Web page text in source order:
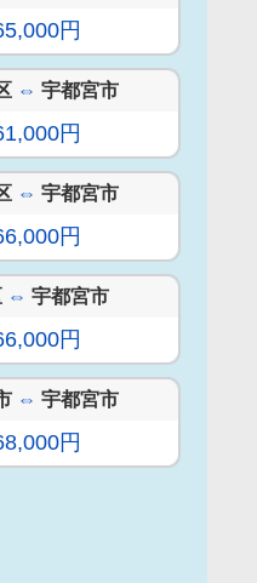
円
⇔ 宇都宮市
円
⇔ 宇都宮市
円
⇔ 宇都宮市
円
⇔ 宇都宮市
円